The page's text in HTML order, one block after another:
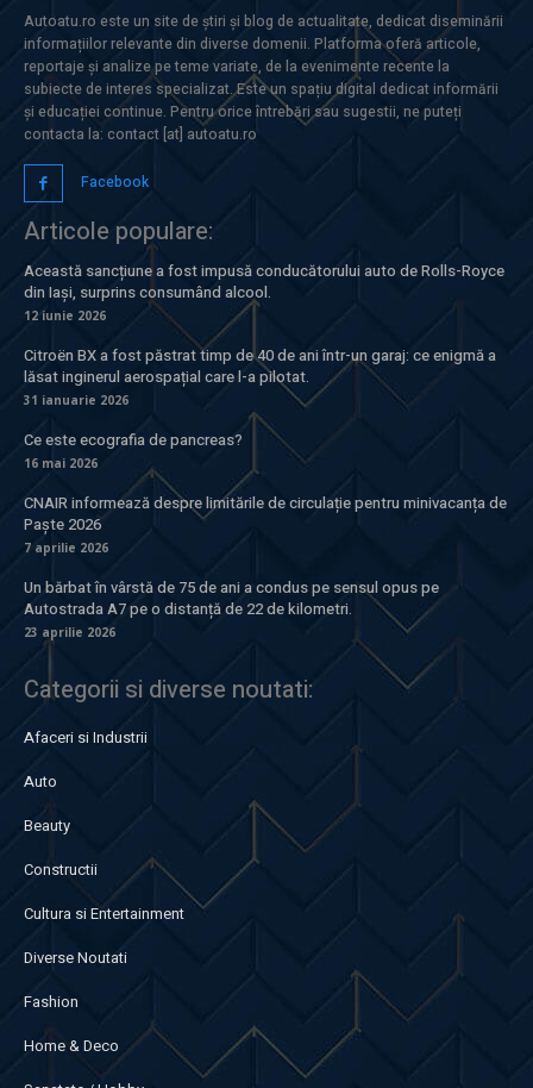
Autoatu.ro este un site de știri și blog de actualitate, dedicat diseminării
informațiilor relevante din diverse domenii. Platforma oferă articole,
reportaje și analize pe teme variate, de la evenimente recente la
subiecte de interes specializat. Este un spațiu digital dedicat informării
și educației continue. Pentru orice întrebări sau sugestii, ne puteți
contacta la: contact [at] autoatu.ro
Facebook
Articole populare:
Această sancțiune a fost impusă conducătorului auto de Rolls-Royce
din Iași, surprins consumând alcool.
12 iunie 2026
Citroën BX a fost păstrat timp de 40 de ani într-un garaj: ce enigmă a
lăsat inginerul aerospațial care l-a pilotat.
31 ianuarie 2026
Ce este ecografia de pancreas?
16 mai 2026
CNAIR informează despre limitările de circulație pentru minivacanța de
Paște 2026
7 aprilie 2026
Un bărbat în vârstă de 75 de ani a condus pe sensul opus pe
Autostrada A7 pe o distanță de 22 de kilometri.
23 aprilie 2026
Categorii si diverse noutati:
Afaceri si Industrii
Auto
Beauty
Constructii
Cultura si Entertainment
Diverse Noutati
Fashion
Home & Deco